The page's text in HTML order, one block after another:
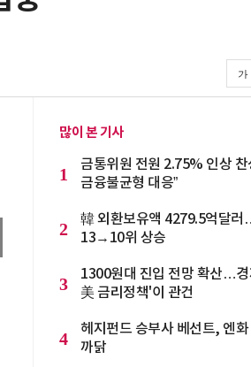
많이 본 기사
1
금통위원 전원 2.75% 인상
금융불균형 대응”
2
韓 외환보유액 4279.5억달러
13→10위 상승
3
1300원대 진입 전망 확산…경
美 금리정책'이 관건
4
헤지펀드 승부사 베선트, 엔
까닭